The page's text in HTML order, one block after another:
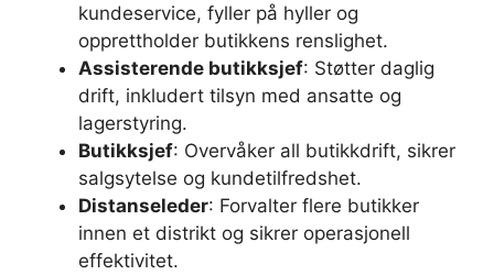
kundeservice, fyller på hyller og
opprettholder butikkens renslighet.
Assisterende butikksjef: Støtter daglig
drift, inkludert tilsyn med ansatte og
lagerstyring.
Butikksjef: Overvåker all butikkdrift, sikrer
salgsytelse og kundetilfredshet.
Distanseleder: Forvalter flere butikker
innen et distrikt og sikrer operasjonell
effektivitet.